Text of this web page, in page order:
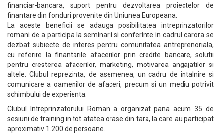
financiar-bancara, suport pentru dezvoltarea proiectelor de
finantare din fonduri provenite din Uniunea Europeana.
La aceste beneficii se adauga posibilitatea intreprinzatorilor
romani de a participa la seminarii si conferinte in cadrul carora se
dezbat subiecte de interes pentru comunitatea antreprenoriala,
cu referire la finantarile afacerilor prin credite bancare, solutii
pentru cresterea afacerilor, marketing, motivarea angajatilor si
altele. Clubul reprezinta, de asemenea, un cadru de intalnire si
comunicare a oamenilor de afaceri, precum si un mediu potrivit
schimbului de experienta.
Clubul Intreprinzatorului Roman a organizat pana acum 35 de
sesiuni de training in tot atatea orase din tara, la care au participat
aproximativ 1.200 de persoane.